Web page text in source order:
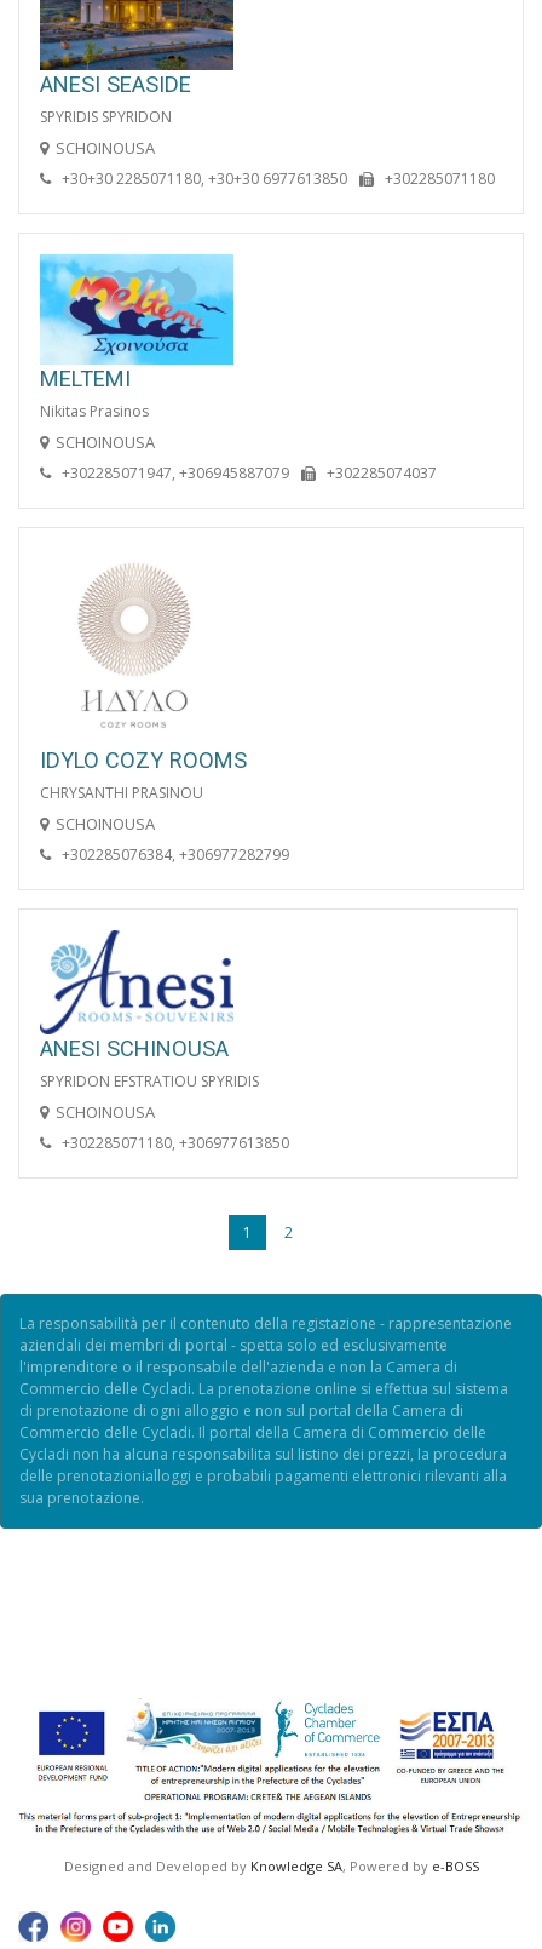
ANESI SEASIDE
SPYRIDIS SPYRIDON
SCHOINOUSA
+30+30 2285071180, +30+30 6977613850 +302285071180
MELTEMI
Nikitas Prasinos
SCHOINOUSA
+302285071947, +306945887079 +302285074037
IDYLO COZY ROOMS
CHRYSANTHI PRASINOU
SCHOINOUSA
+302285076384, +306977282799
ANESI SCHINOUSA
SPYRIDON EFSTRATIOU SPYRIDIS
SCHOINOUSA
+302285071180, +306977613850
1 2
La responsabilità per il contenuto della registazione - rappresentazione
aziendali dei membri di portal - spetta solo ed esclusivamente
l'imprenditore o il responsabile dell'azienda e non la Camera di
Commercio delle Cycladi. La prenotazione online si effettua sul sistema
di prenotazione di ogni alloggio e non sul portal della Camera di
Commercio delle Cycladi. Il portal della Camera di Commercio delle
Cycladi non ha alcuna responsabilita sul listino dei prezzi, la procedura
delle prenotazionialloggi e probabili pagamenti elettronici rilevanti alla
sua prenotazione.
Designed and Developed by Knowledge SA, Powered by e-BOSS